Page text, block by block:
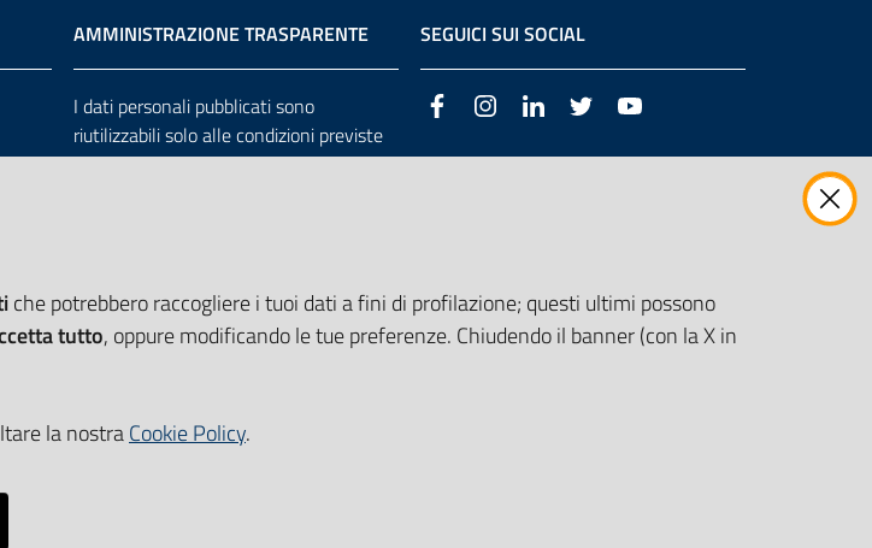
AMMINISTRAZIONE TRASPARENTE
I dati personali pubblicati sono
riutilizzabili solo alle condizioni previste
dalla direttiva comunitaria 2003/98/CE
SEGUICI SUI SOCIAL
FacebookInstagramLinkedIn Twitter
che potrebbero raccogliere i tuoi dati a fini di profilazione; questi ultimi possono
tutto, oppure modificando le tue preferenze. Chiudendo il banner (con la X in
la nostraCookie Policy.